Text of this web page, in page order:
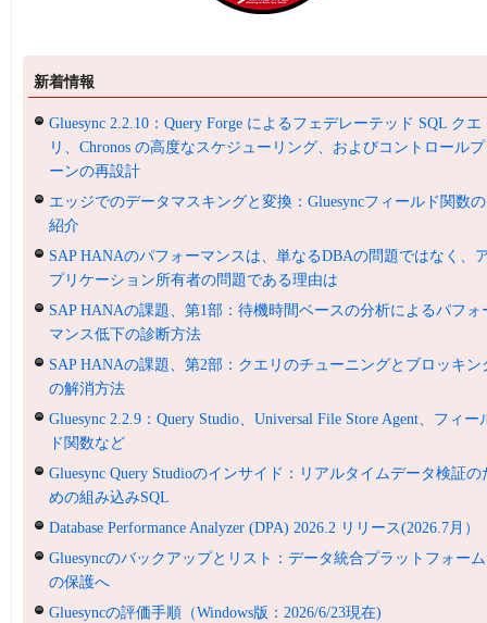
新着情報
Gluesync 2.2.10：Query Forge によるフェデレーテッド SQL クエ
リ、Chronos の高度なスケジューリング、およびコントロール
ーンの再設計
エッジでのデータマスキングと変換：Gluesyncフィールド関数の
紹介
SAP HANAのパフォーマンスは、単なるDBAの問題ではなく、
プリケーション所有者の問題である理由は
SAP HANAの課題、第1部：待機時間ベースの分析によるパフォ
マンス低下の診断方法
SAP HANAの課題、第2部：クエリのチューニングとブロッキン
の解消方法
Gluesync 2.2.9：Query Studio、Universal File Store Agent、フィー
ド関数など
Gluesync Query Studioのインサイド：リアルタイムデータ検証の
めの組み込みSQL
Database Performance Analyzer (DPA) 2026.2 リリース(2026.7月）
Gluesyncのバックアップとリスト：データ統合プラットフォーム
の保護へ
Gluesyncの評価手順（Windows版：2026/6/23現在)